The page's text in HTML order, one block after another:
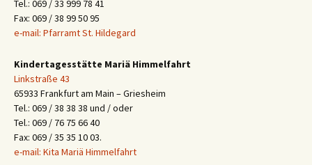
Tel.: 069 / 33 999 78 41
Fax: 069 / 38 99 50 95
e-mail: Pfarramt St. Hildegard
Kindertagesstätte Mariä Himmelfahrt
Linkstraße 43
65933 Frankfurt am Main – Griesheim
Tel.: 069 / 38 38 38 und / oder
Tel.: 069 / 76 75 66 40
Fax: 069 / 35 35 10 03.
e-mail: Kita Mariä Himmelfahrt